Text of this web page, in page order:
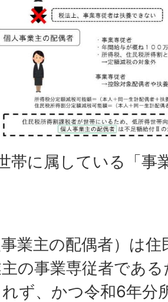
帯に属している「事
業主の配偶者）は
の事業専従者であ
ず、かつ令和6年分